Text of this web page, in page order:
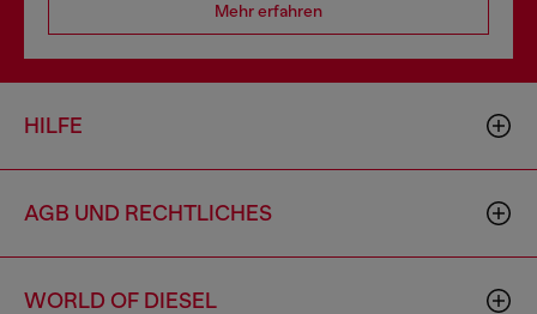
Mehr erfahren
HILFE
AGB UND RECHTLICHES
WORLD OF DIESEL